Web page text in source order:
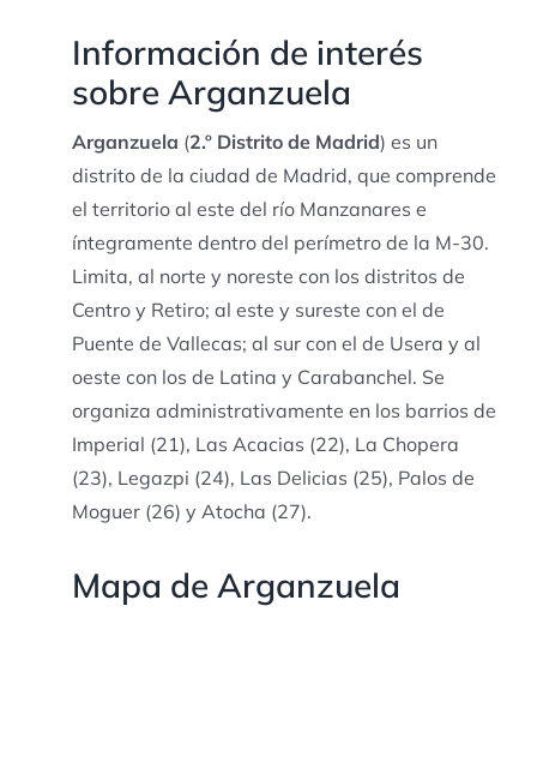
Información de interés
sobre Arganzuela
Arganzuela (2.º Distrito de Madrid) es un
distrito de la ciudad de Madrid, que comprende
el territorio al este del río Manzanares e
íntegramente dentro del perímetro de la M-30.
Limita, al norte y noreste con los distritos de
Centro y Retiro; al este y sureste con el de
Puente de Vallecas; al sur con el de Usera y al
oeste con los de Latina y Carabanchel. Se
organiza administrativamente en los barrios de
Imperial (21), Las Acacias (22), La Chopera
(23), Legazpi (24), Las Delicias (25), Palos de
Moguer (26) y Atocha (27).
Mapa de Arganzuela